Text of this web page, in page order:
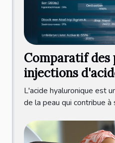
Comparatif des
injections
à l'international
L'acide hyaluronique est
de la peau qui contribue à